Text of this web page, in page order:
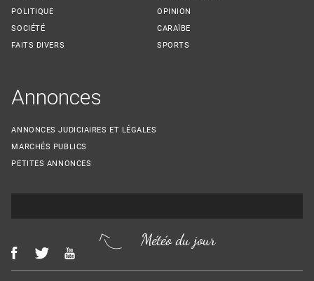
POLITIQUE
SOCIÉTÉ
FAITS DIVERS
OPINION
CARAÏBE
SPORTS
Annonces
ANNONCES JUDICIAIRES ET LÉGALES
MARCHÉS PUBLICS
PETITES ANNONCES
Météo du jour